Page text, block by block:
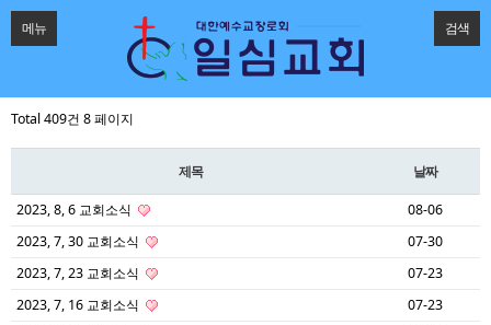
메뉴 검색
Total 409건 8 페이지
제목 날짜
2023, 8, 6 교회소식
08-06
2023, 7, 30 교회소식
07-30
2023, 7, 23 교회소식
07-23
2023, 7, 16 교회소식
07-23